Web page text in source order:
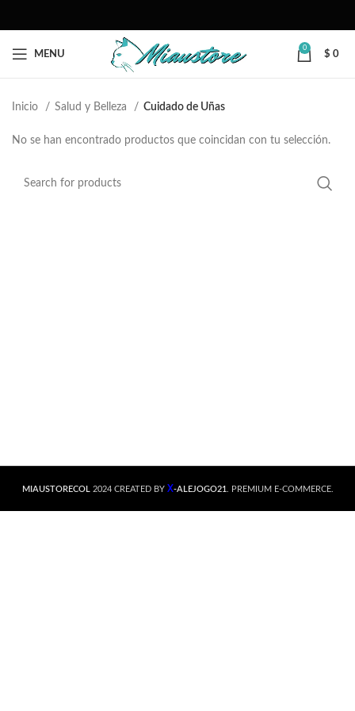
MENU
0
$ 0
Inicio Salud y Belleza Cuidado de Uñas
No se han encontrado productos que coincidan con tu selección.
MIAUSTORECOL 2024 CREATED BY X-ALEJOGO21 . PREMIUM E-COMMERCE.